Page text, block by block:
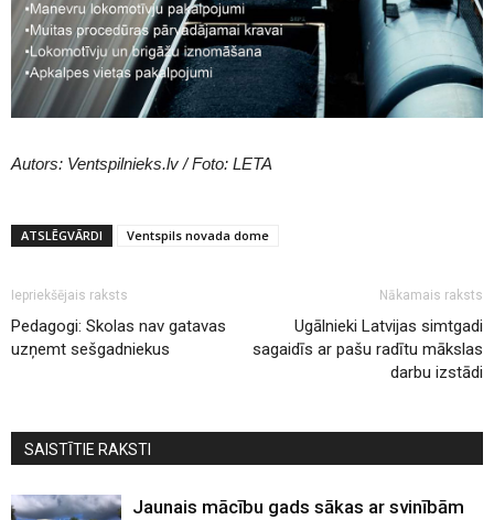
Autors: Ventspilnieks.lv / Foto: LETA
ATSLĒGVĀRDI Ventspils novada dome
Iepriekšējais raksts
Pedagogi: Skolas nav gatavas
uzņemt sešgadniekus
Nākamais raksts
Ugālnieki Latvijas simtgadi
sagaidīs ar pašu radītu mākslas
darbu izstādi
SAISTĪTIE RAKSTI
Jaunais mācību gads sākas ar svinībām